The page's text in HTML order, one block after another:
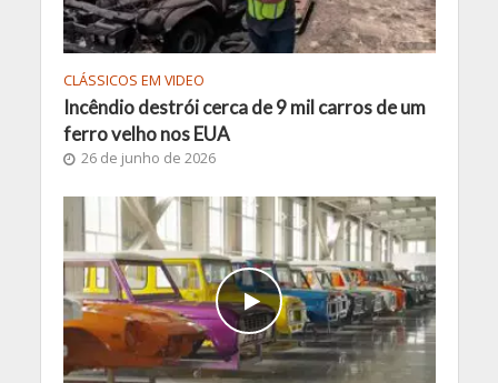
CLÁSSICOS EM VIDEO
Incêndio destrói cerca de 9 mil carros de um
ferro velho nos EUA
26 de junho de 2026